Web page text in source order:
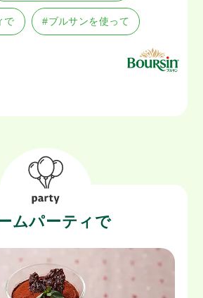
で #ブルサンを使って
ムパーティで